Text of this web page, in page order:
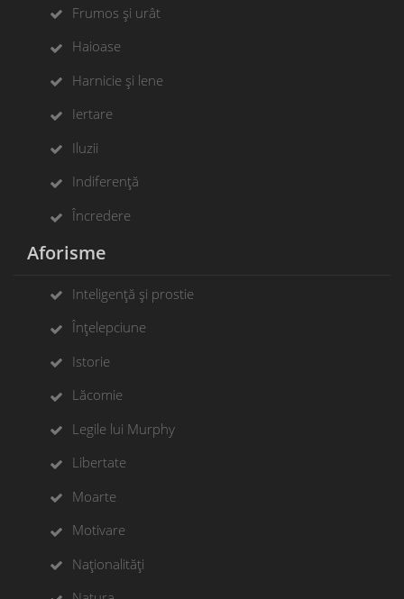
Frumos și urât
Haioase
Harnicie și lene
Iertare
Iluzii
Indiferență
Încredere
Aforisme
Inteligență și prostie
Înțelepciune
Istorie
Lăcomie
Legile lui Murphy
Libertate
Moarte
Motivare
Naționalități